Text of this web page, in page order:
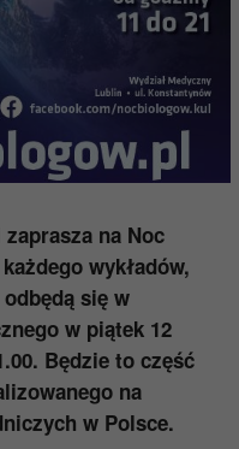
na Noc
wykładów,
się w
w piątek 12
Będzie to część
na
w Polsce.